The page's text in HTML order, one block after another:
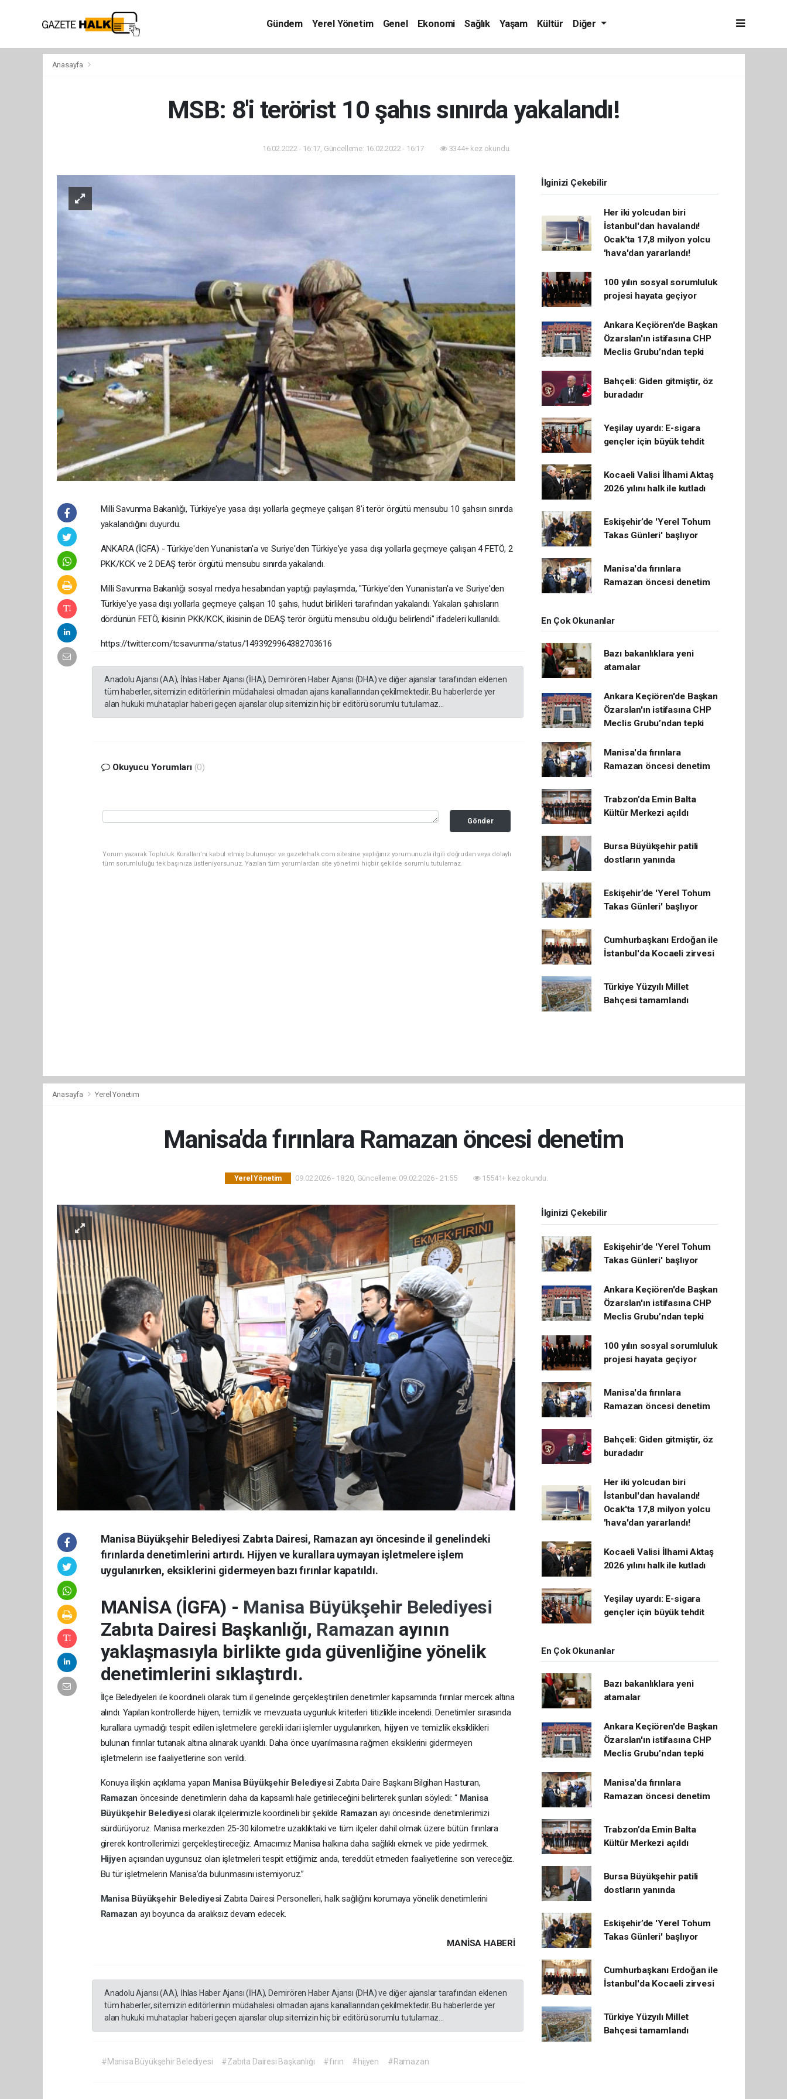
Gündem Yerel Yönetim Genel Ekonomi Sağlık Yaşam Kültür Diğer
Anasayfa
MSB: 8'i terörist 10 şahıs sınırda yakalandı!
16.02.2022 - 16:17, Güncelleme: 16.02.2022 - 16:17 3344+ kez okundu.
Milli Savunma Bakanlığı, Türkiye'ye yasa dışı yollarla geçmeye çalışan 8'i terör örgütü mensubu 10 şahsın sınırda
yakalandığını duyurdu.
ANKARA (İGFA) - Türkiye'den Yunanistan'a ve Suriye'den Türkiye'ye yasa dışı yollarla geçmeye çalışan 4 FETÖ, 2
PKK/KCK ve 2 DEAŞ terör örgütü mensubu sınırda yakalandı.
Milli Savunma Bakanlığı sosyal medya hesabından yaptığı paylaşımda, "Türkiye'den Yunanistan'a ve Suriye'den
Türkiye'ye yasa dışı yollarla geçmeye çalışan 10 şahıs, hudut birlikleri tarafından yakalandı. Yakalan şahısların
dördünün FETÖ, ikisinin PKK/KCK, ikisinin de DEAŞ terör örgütü mensubu olduğu belirlendi" ifadeleri kullanıldı.
https://twitter.com/tcsavunma/status/1493929964382703616
Anadolu Ajansı (AA), İhlas Haber Ajansı (İHA), Demirören Haber Ajansı (DHA) ve diğer ajanslar tarafından eklenen
tüm haberler, sitemizin editörlerinin müdahalesi olmadan ajans kanallarından çekilmektedir. Bu haberlerde yer
alan hukuki muhataplar haberi geçen ajanslar olup sitemizin hiç bir editörü sorumlu tutulamaz...
Okuyucu Yorumları (0)
Gönder
Yorum yazarak Topluluk Kuralları’nı kabul etmiş bulunuyor ve gazetehalk.com sitesine yaptığınız yorumunuzla ilgili doğrudan veya dolaylı
tüm sorumluluğu tek başınıza üstleniyorsunuz. Yazılan tüm yorumlardan site yönetimi hiçbir şekilde sorumlu tutulamaz.
İlginizi Çekebilir
Her iki yolcudan biri
İstanbul'dan havalandı!
Ocak'ta 17,8 milyon yolcu
'hava'dan yararlandı!
100 yılın sosyal sorumluluk
projesi hayata geçiyor
Ankara Keçiören'de Başkan
Özarslan'ın istifasına CHP
Meclis Grubu’ndan tepki
Bahçeli: Giden gitmiştir, öz
buradadır
Yeşilay uyardı: E-sigara
gençler için büyük tehdit
Kocaeli Valisi İlhami Aktaş
2026 yılını halk ile kutladı
Eskişehir’de 'Yerel Tohum
Takas Günleri' başlıyor
Manisa'da fırınlara
Ramazan öncesi denetim
En Çok Okunanlar
Bazı bakanlıklara yeni
atamalar
Ankara Keçiören'de Başkan
Özarslan'ın istifasına CHP
Meclis Grubu’ndan tepki
Manisa'da fırınlara
Ramazan öncesi denetim
Trabzon’da Emin Balta
Kültür Merkezi açıldı
Bursa Büyükşehir patili
dostların yanında
Eskişehir’de 'Yerel Tohum
Takas Günleri' başlıyor
Cumhurbaşkanı Erdoğan ile
İstanbul'da Kocaeli zirvesi
Türkiye Yüzyılı Millet
Bahçesi tamamlandı
Anasayfa Yerel Yönetim
Manisa'da fırınlara Ramazan öncesi denetim
Yerel Yönetim 09.02.2026 - 18:20, Güncelleme: 09.02.2026 - 21:55 15541+ kez okundu.
Manisa Büyükşehir Belediyesi Zabıta Dairesi, Ramazan ayı öncesinde il genelindeki
fırınlarda denetimlerini artırdı. Hijyen ve kurallara uymayan işletmelere işlem
uygulanırken, eksiklerini gidermeyen bazı fırınlar kapatıldı.
MANİSA (İGFA) - Manisa Büyükşehir Belediyesi
Zabıta Dairesi Başkanlığı, Ramazan ayının
yaklaşmasıyla birlikte gıda güvenliğine yönelik
denetimlerini sıklaştırdı.
İlçe Belediyeleri ile koordineli olarak tüm il genelinde gerçekleştirilen denetimler kapsamında fırınlar mercek altına
alındı. Yapılan kontrollerde hijyen, temizlik ve mevzuata uygunluk kriterleri titizlikle incelendi. Denetimler sırasında
kurallara uymadığı tespit edilen işletmelere gerekli idari işlemler uygulanırken, hijyenve temizlik eksiklikleri
bulunan fırınlar tutanak altına alınarak uyarıldı. Daha önce uyarılmasına rağmen eksiklerini gidermeyen
işletmelerin ise faaliyetlerine son verildi.
Konuya ilişkin açıklama yapan Manisa Büyükşehir Belediyesi Zabıta Daire Başkanı Bilgihan Hasturan,
Ramazan öncesinde denetimlerin daha da kapsamlı hale getirileceğini belirterek şunları söyledi: “ Manisa
Büyükşehir Belediyesiolarak ilçelerimizle koordineli bir şekilde Ramazanayı öncesinde denetimlerimizi
sürdürüyoruz. Manisa merkezden 25-30 kilometre uzaklıktaki ve tüm ilçeler dahil olmak üzere bütün fırınlara
girerek kontrollerimizi gerçekleştireceğiz. Amacımız Manisa halkına daha sağlıklı ekmek ve pide yedirmek.
Hijyenaçısından uygunsuz olan işletmeleri tespit ettiğimiz anda, tereddüt etmeden faaliyetlerine son vereceğiz.
Bu tür işletmelerin Manisa’da bulunmasını istemiyoruz.”
Manisa Büyükşehir Belediyesi Zabıta Dairesi Personelleri, halk sağlığını korumaya yönelik denetimlerini
Ramazan ayı boyunca da aralıksız devam edecek.
MANISA HABERİ
Anadolu Ajansı (AA), İhlas Haber Ajansı (İHA), Demirören Haber Ajansı (DHA) ve diğer ajanslar tarafından eklenen
tüm haberler, sitemizin editörlerinin müdahalesi olmadan ajans kanallarından çekilmektedir. Bu haberlerde yer
alan hukuki muhataplar haberi geçen ajanslar olup sitemizin hiç bir editörü sorumlu tutulamaz...
#Manisa Büyükşehir Belediyesi #Zabıta Dairesi Başkanlığı #fırın #hijyen #Ramazan
İlginizi Çekebilir
Eskişehir’de 'Yerel Tohum
Takas Günleri' başlıyor
Ankara Keçiören'de Başkan
Özarslan'ın istifasına CHP
Meclis Grubu’ndan tepki
100 yılın sosyal sorumluluk
projesi hayata geçiyor
Manisa'da fırınlara
Ramazan öncesi denetim
Bahçeli: Giden gitmiştir, öz
buradadır
Her iki yolcudan biri
İstanbul'dan havalandı!
Ocak'ta 17,8 milyon yolcu
'hava'dan yararlandı!
Kocaeli Valisi İlhami Aktaş
2026 yılını halk ile kutladı
Yeşilay uyardı: E-sigara
gençler için büyük tehdit
En Çok Okunanlar
Bazı bakanlıklara yeni
atamalar
Ankara Keçiören'de Başkan
Özarslan'ın istifasına CHP
Meclis Grubu’ndan tepki
Manisa'da fırınlara
Ramazan öncesi denetim
Trabzon’da Emin Balta
Kültür Merkezi açıldı
Bursa Büyükşehir patili
dostların yanında
Eskişehir’de 'Yerel Tohum
Takas Günleri' başlıyor
Cumhurbaşkanı Erdoğan ile
İstanbul'da Kocaeli zirvesi
Türkiye Yüzyılı Millet
Bahçesi tamamlandı